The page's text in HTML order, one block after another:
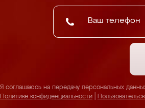
Я соглашаюсь на передачу персональных
Политике конфиденциальности